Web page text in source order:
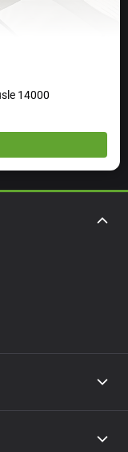
14000